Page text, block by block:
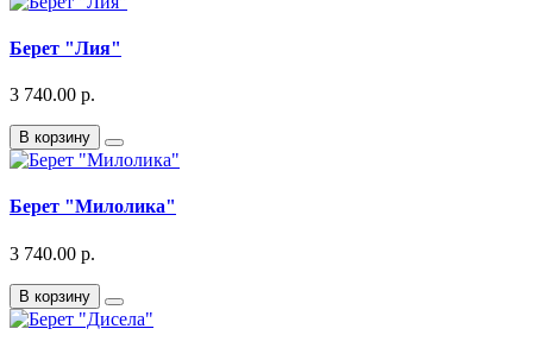
Берет "Лия"
3 740.00 р.
В корзину
Берет "Милолика"
3 740.00 р.
В корзину